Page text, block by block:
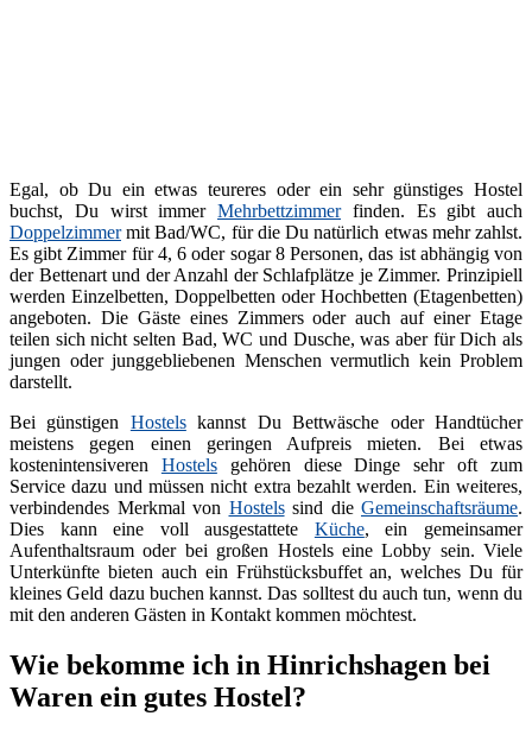
Egal, ob Du ein etwas teureres oder ein sehr günstiges Hostel
buchst, Du wirst immer Mehrbettzimmerfinden. Es gibt auch
Doppelzimmermit Bad/WC, für die Du natürlich etwas mehr zahlst.
Es gibt Zimmer für 4, 6 oder sogar 8 Personen, das ist abhängig von
der Bettenart und der Anzahl der Schlafplätze je Zimmer. Prinzipiell
werden Einzelbetten, Doppelbetten oder Hochbetten (Etagenbetten)
angeboten. Die Gäste eines Zimmers oder auch auf einer Etage
teilen sich nicht selten Bad, WC und Dusche, was aber für Dich als
jungen oder junggebliebenen Menschen vermutlich kein Problem
darstellt.
Bei günstigen Hostelskannst Du Bettwäsche oder Handtücher
meistens gegen einen geringen Aufpreis mieten. Bei etwas
kostenintensiveren Hostelsgehören diese Dinge sehr oft zum
Service dazu und müssen nicht extra bezahlt werden. Ein weiteres,
verbindendes Merkmal von Hostelssind die Gemeinschaftsräume.
Dies kann eine voll ausgestattete Küche, ein gemeinsamer
Aufenthaltsraum oder bei großen Hostels eine Lobby sein. Viele
Unterkünfte bieten auch ein Frühstücksbuffet an, welches Du für
kleines Geld dazu buchen kannst. Das solltest du auch tun, wenn du
mit den anderen Gästen in Kontakt kommen möchtest.
Wie bekomme ich in Hinrichshagen bei
Waren ein gutes Hostel?